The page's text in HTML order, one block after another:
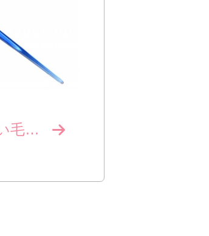
櫛でとかせない毛髪症候群。